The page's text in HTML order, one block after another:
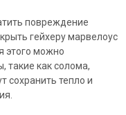
повреждение
гейхеру марвелоус
этого можно
такие как солома,
сохранить тепло и